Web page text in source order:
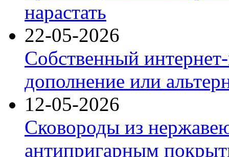
нарастать
22-05-2026
Собственный
дополнение или
12-05-2026
Сковороды из
антипригарным